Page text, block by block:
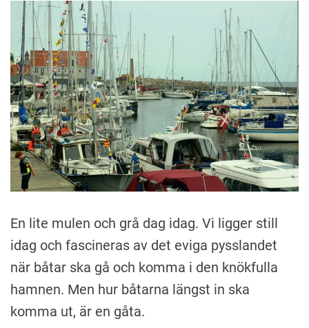
k
i
En lite mulen och grå dag idag. Vi ligger still
idag och fascineras av det eviga pysslandet
när båtar ska gå och komma i den knökfulla
hamnen. Men hur båtarna längst in ska
komma ut, är en gåta.